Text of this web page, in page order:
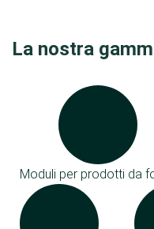
La nostra
Moduli per prodotti da